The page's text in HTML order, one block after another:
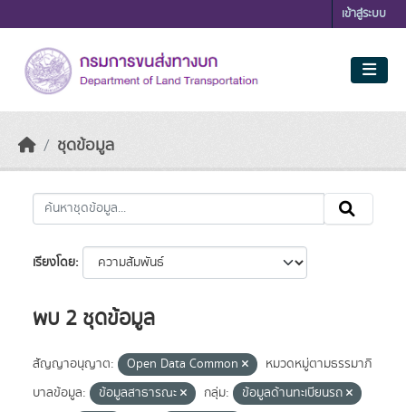
เข้าสู่ระบบ
ชุดข้อมูล
เรียงโดย
พบ 2 ชุดข้อมูล
สัญญาอนุญาต: Open Data Common
หมวดหมู่ตามธรรมาภิ
บาลข้อมูล:
ข้อมูลสาธารณะ กลุ่ม:
ข้อมูลด้านทะเบียนรถ